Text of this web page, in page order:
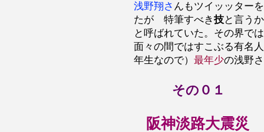
浅野翔さ んもツイッッター
たが 特筆すべき技と言う
と呼ばれていた。その界で
面々の間ではすこぶる有名
年生なので） 最年少の浅野
その０１
阪神淡路大震災